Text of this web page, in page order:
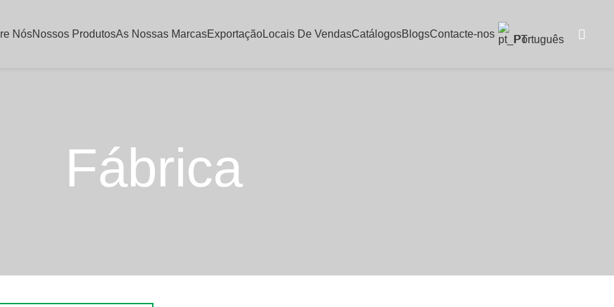
NósNossos ProdutosAs Nossas MarcasExportaçãoLocais De VendasCatálogosBlogsContacte-nos Português
Fábrica